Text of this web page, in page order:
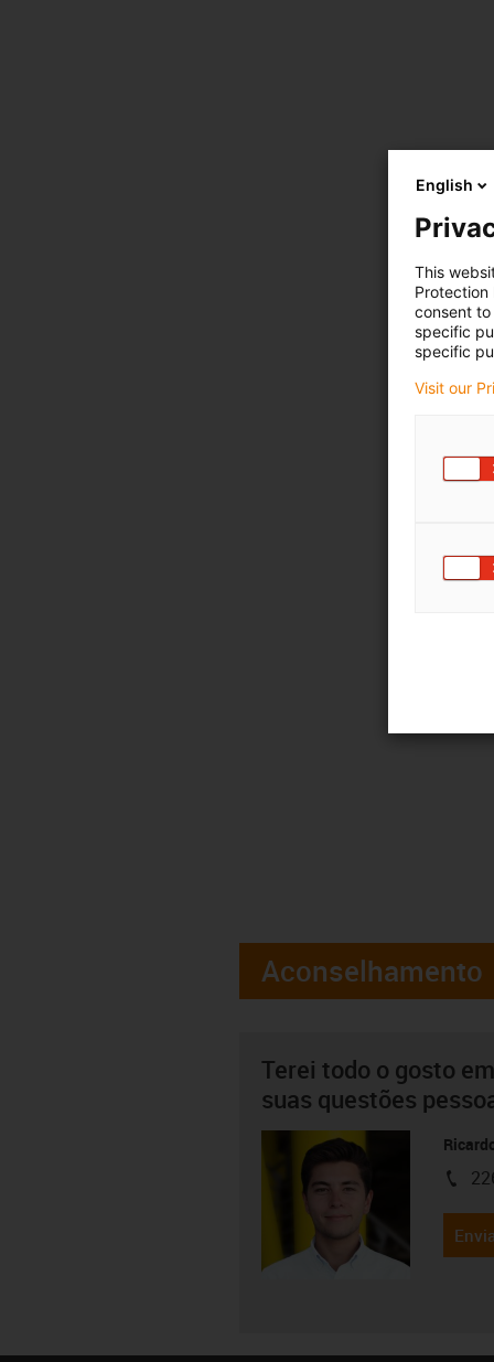
Aconselhamento
Terei todo o gosto
suas questões
igus-
English
This
Protection
consent
specific
specific
Visit our